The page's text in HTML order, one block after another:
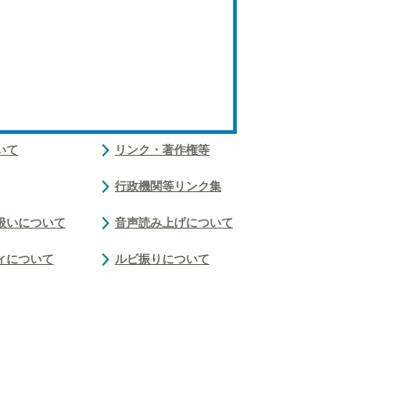
て
いについて
について
リンク・著作権等
行政機関等リンク集
音声読み上げについて
ルビ振りについて